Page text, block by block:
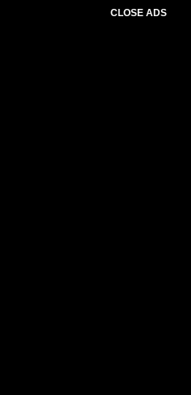
CLOSE ADS